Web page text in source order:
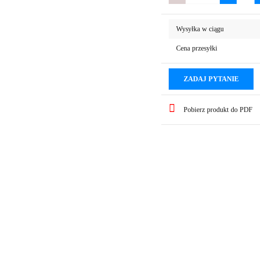
Wysyłka w ciągu
Cena przesyłki
ZADAJ PYTANIE
Pobierz produkt do PDF